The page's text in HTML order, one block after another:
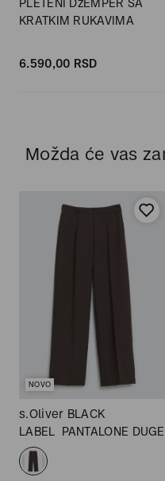
KRATKIM RUKAVIMA
6.590,00 RSD
Možda će vas
NOVO
s.Oliver BLACK
LABEL PANTALONE DUGE